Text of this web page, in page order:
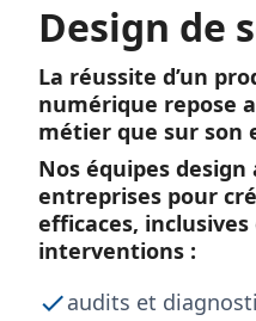
Design de
La réussite d’un
numérique repose
métier que sur son
Nos équipes
entreprises pour
efficaces,
interventions :
audits et